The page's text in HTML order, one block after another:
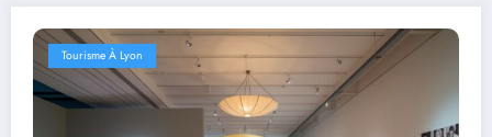
Tourisme À Lyon